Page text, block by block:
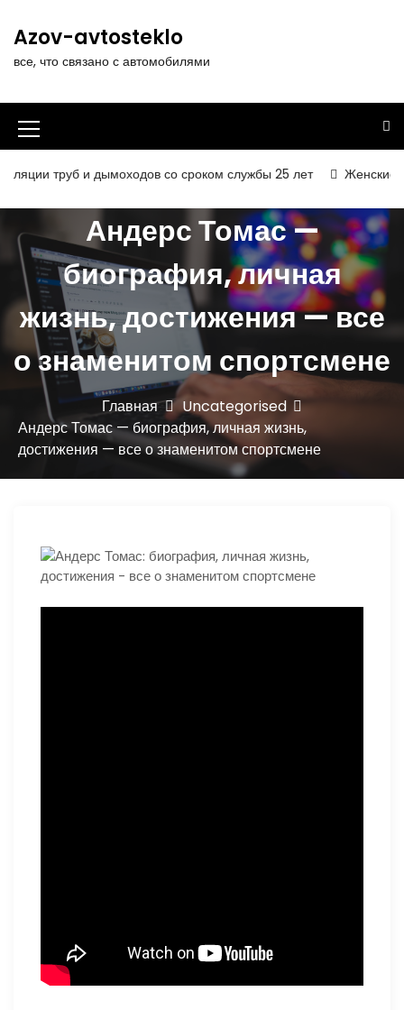
т
к
д
м
Azov-avtosteklo
все, что связано с автомобилями
И
к
о
н
к
а
м
е
н
дымоходов со сроком службы 25 лет Женские платья и
Андерс Томас —
биография, личная
жизнь, достижения — все
о знаменитом спортсмене
Главная
Uncategorised
Андерс Томас — биография, личная жизнь,
достижения — все о знаменитом спортсмене